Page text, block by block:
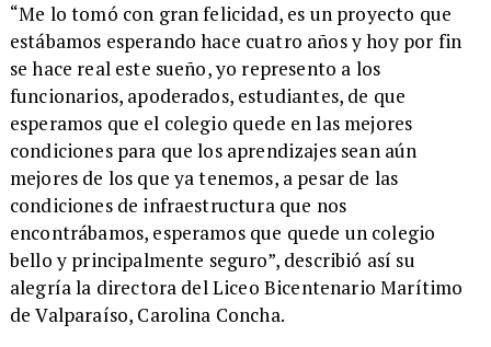
​“Me lo tomó con gran felicidad, es un proyecto que
estábamos esperando hace cuatro años y hoy por fin
se hace real este sueño, yo represento a los
funcionarios, apoderados, estudiantes, de que
esperamos que el colegio quede en las mejores
condiciones para que los aprendizajes sean aún
mejores de los que ya tenemos, a pesar de las
condiciones de infraestructura que nos
encontrábamos, esperamos que quede un colegio
bello y principalmente seguro”, describió así su
alegría la directora del Liceo Bicentenario Marítimo
de Valparaíso, Carolina Concha.